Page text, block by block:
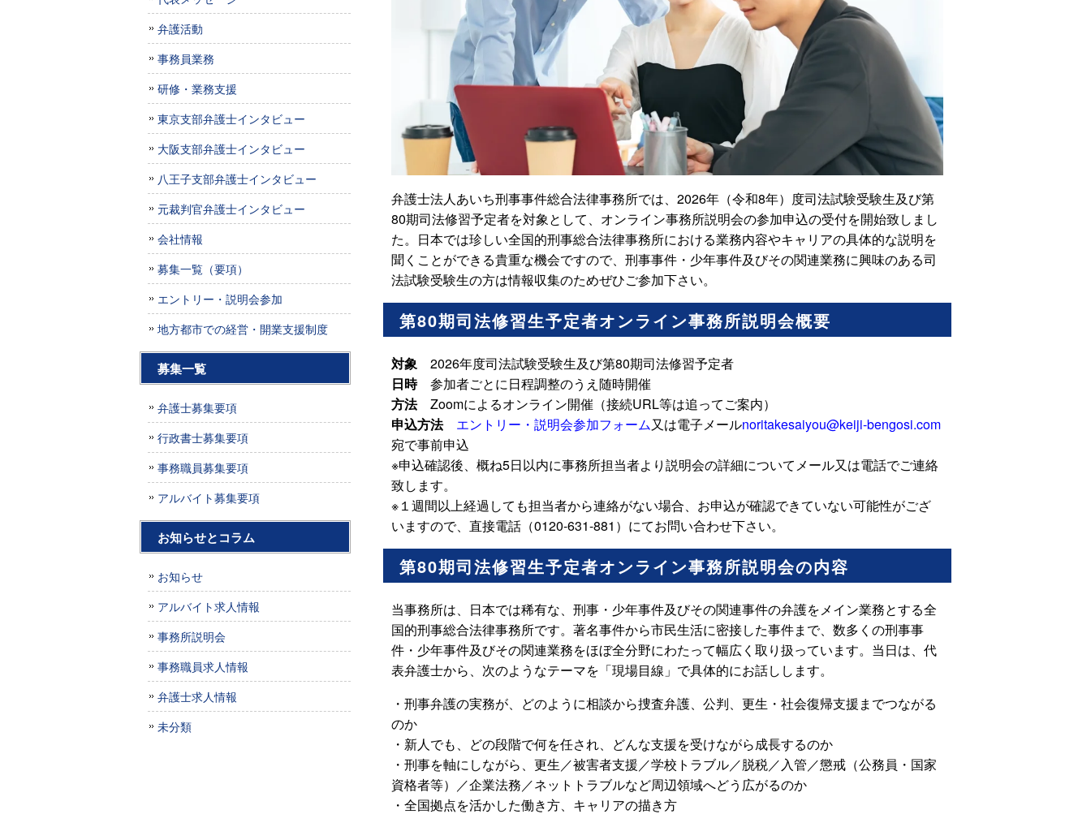
弁護士法人あいち刑事事件総合法律事務所では、2026年（令和8年）度司法試験受験生及び第
80期司法修習予定者を対象として、オンライン事務所説明会の参加申込の受付を開始致しまし
た。日本では珍しい全国的刑事総合法律事務所における業務内容やキャリアの具体的な説明を
聞くことができる貴重な機会ですので、刑事事件・少年事件及びその関連業務に興味のある司
法試験受験生の方は情報収集のためぜひご参加下さい。
第80期司法修習生予定者オンライン事務所説明会概要
対象 2026年度司法試験受験生及び第80期司法修習予定者
日時参加者ごとに日程調整のうえ随時開催
方法Zoomによるオンライン開催（接続URL等は追ってご案内）
申込方法 エントリー・説明会参加フォーム又は電子メールnoritakesaiyou@keiji-bengosi.com
宛で事前申込
※申込確認後、概ね5日以内に事務所担当者より説明会の詳細についてメール又は電話でご連絡
致します。
※１週間以上経過しても担当者から連絡がない場合、お申込が確認できていない可能性がござ
いますので、直接電話（0120-631-881）にてお問い合わせ下さい。
第80期司法修習生予定者オンライン事務所説明会の内容
当事務所は、日本では稀有な、刑事・少年事件及びその関連事件の弁護をメイン業務とする全
国的刑事総合法律事務所です。著名事件から市民生活に密接した事件まで、数多くの刑事事
件・少年事件及びその関連業務をほぼ全分野にわたって幅広く取り扱っています。当日は、代
表弁護士から、次のようなテーマを「現場目線」で具体的にお話しします。
・刑事弁護の実務が、どのように相談から捜査弁護、公判、更生・社会復帰支援までつながる
のか
・新人でも、どの段階で何を任され、どんな支援を受けながら成長するのか
・刑事を軸にしながら、更生／被害者支援／学校トラブル／脱税／入管／懲戒（公務員・国家
資格者等）／企業法務／ネットトラブルなど周辺領域へどう広がるのか
・全国拠点を活かした働き方、キャリアの描き方
弁護活動
事務員業務
研修・業務支援
東京支部弁護士インタビュー
大阪支部弁護士インタビュー
八王子支部弁護士インタビュー
元裁判官弁護士インタビュー
会社情報
募集一覧（要項）
エントリー・説明会参加
地方都市での経営・開業支援制度
募集一覧
弁護士募集要項
行政書士募集要項
事務職員募集要項
アルバイト募集要項
お知らせとコラム
お知らせ
アルバイト求人情報
事務所説明会
事務職員求人情報
弁護士求人情報
未分類